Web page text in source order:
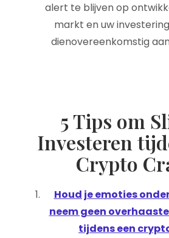
alert te blijven op
markt en uw
dienovereenkomstig
5 Tips om
Investeren
Crypto
Houd je emoties
neem geen
tijdens een